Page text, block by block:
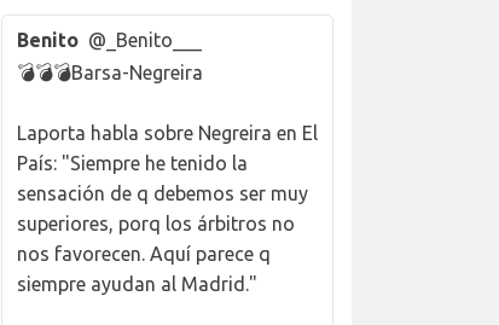
Benito @_Benito___
💣💣💣Barsa-Negreira
Laporta habla sobre Negreira en El
País: "Siempre he tenido la
sensación de q debemos ser muy
superiores, porq los árbitros no
nos favorecen. Aquí parece q
siempre ayudan al Madrid."